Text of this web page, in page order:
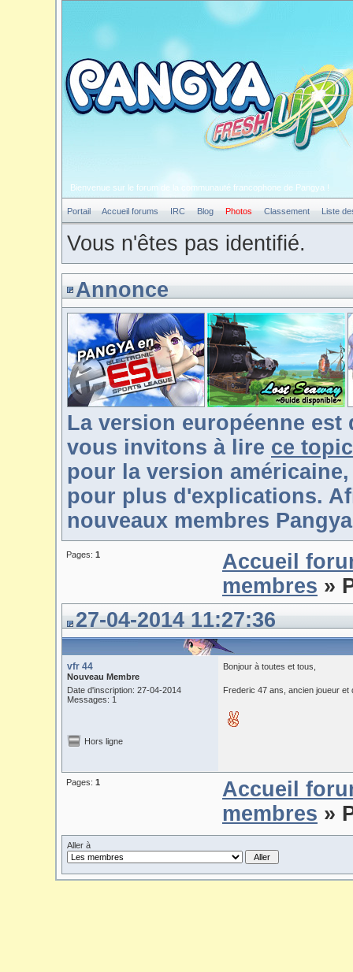
Bienvenue sur le forum de la communauté francophone de Pangya !
Portail Accueil forums IRC Blog Photos Classement Liste
Vous n'êtes pas identifié.
Annonce
La version européenne
vous invitons à lire ce topic
pour la version
pour plus d'explications.
nouveaux membres
Pages: 1
Accueil
membres »
27-04-2014 11:27:36
vfr 44
Nouveau Membre
Date d'inscription: 27-04-2014
Messages: 1
Bonjour à toutes et tous,
Frederic 47 ans, ancien joueur
Hors ligne
Pages: 1
Accueil
membres »
Aller à